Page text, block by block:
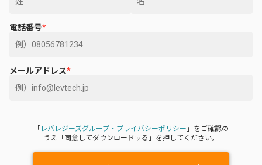
電話番号*
メールアドレス*
「 レバレジーズグループ・プライバシーポリシー 」をご確認の
うえ「同意してダウンロードする」を押してください。